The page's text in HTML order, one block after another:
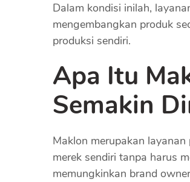
Dalam kondisi inilah,
mengembangkan produk
produksi sendiri.
Apa Itu
Semakin
Maklon merupakan
merek sendiri tanpa harus
memungkinkan brand